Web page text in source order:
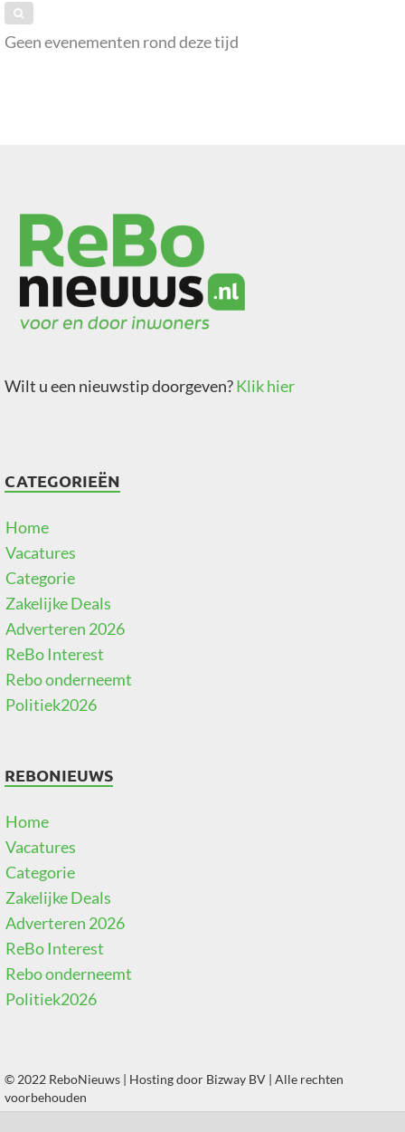
Geen evenementen rond deze tijd
Wilt u een nieuwstip doorgeven?Klik hier
CATEGORIEËN
Home
Vacatures
Categorie
Zakelijke Deals
Adverteren 2026
ReBo Interest
Rebo onderneemt
Politiek2026
REBONIEUWS
Home
Vacatures
Categorie
Zakelijke Deals
Adverteren 2026
ReBo Interest
Rebo onderneemt
Politiek2026
© 2022 ReboNieuws | Hosting door Bizway BV | Alle rechten
voorbehouden